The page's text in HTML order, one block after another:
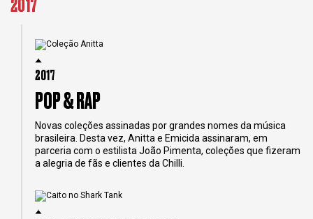
2017
2017
POP & RAP
Novas coleções assinadas por grandes nomes da música
brasileira. Desta vez, Anitta e Emicida assinaram, em
parceria com o estilista João Pimenta, coleções que fizeram
a alegria de fãs e clientes da Chilli.